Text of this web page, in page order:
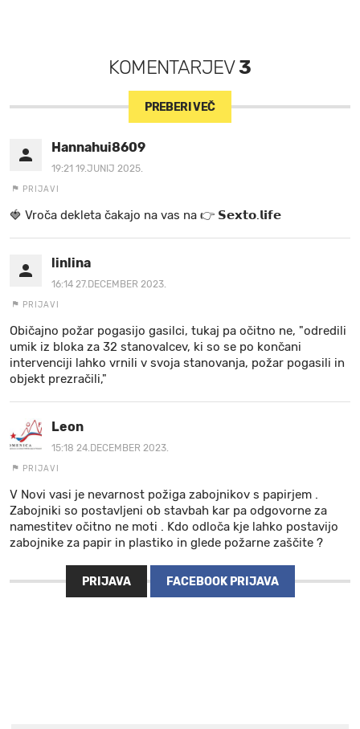
KOMENTARJEV3
PREBERI VEČ
Hannahui8609
19:21 19.JUNIJ 2025.
PRIJAVI
🍓 V r o č a d e k l e t a ča k a jo na va s n a 👉 𝗦𝗲𝘅𝘁𝗼.𝗹𝗶𝗳𝗲
linlina
16:14 27.DECEMBER 2023.
PRIJAVI
Običajno požar pogasijo gasilci, tukaj pa očitno ne, "odredili
umik iz bloka za 32 stanovalcev, ki so se po končani
intervenciji lahko vrnili v svoja stanovanja, požar pogasili in
objekt prezračili,"
Leon
15:18 24.DECEMBER 2023.
PRIJAVI
V Novi vasi je nevarnost požiga zabojnikov s papirjem .
Zabojniki so postavljeni ob stavbah kar pa odgovorne za
namestitev očitno ne moti . Kdo odloča kje lahko postavijo
zabojnike za papir in plastiko in glede požarne zaščite ?
PRIJAVA FACEBOOK PRIJAVA